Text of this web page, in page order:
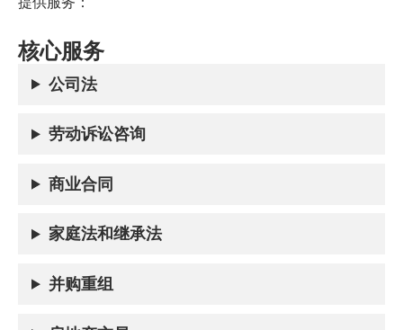
核心服务
公司法
劳动诉讼咨询
商业合同
家庭法和继承法
并购重组